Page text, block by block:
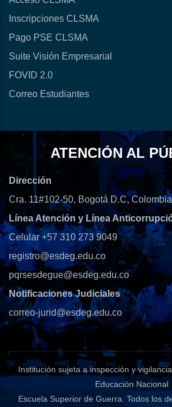
Inscripciones CLSMA
Pago PSE CLSMA
Suite Visión Empresarial
FOVID 2.0
Correo Estudiantes
ATENCIÓN AL
Dirección
Cra. 11#102-50, Bogotá D.C, Colombia
Línea Atención y Línea
Celular +57 310 273 9049
registro@esdeg.edu.co
pqrsesdegue@esdeg.edu.co
Notificaciones Judiciales
correo-jurid@esdeg.edu.co
Institución sujeta a inspección y
Educación Nacional
Escuela Superior de Guerra. Todos los